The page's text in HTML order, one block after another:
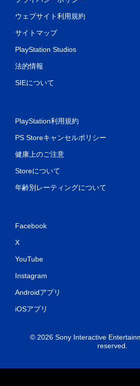
ウェブサイト利用規約
サイトマップ
PlayStation Studios
法的情報
SIEについて
PlayStation利用規約
PS Storeキャンセルポリシー
健康上のご注意
Storeについて
年齢別レーティングについて
Facebook
X
YouTube
Instagram
Androidアプリ
iOSアプリ
© 2026 Sony Interactive
reserved.